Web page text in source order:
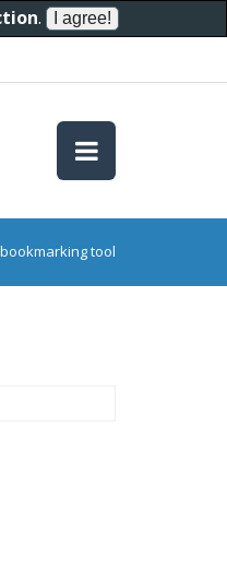
.
tool